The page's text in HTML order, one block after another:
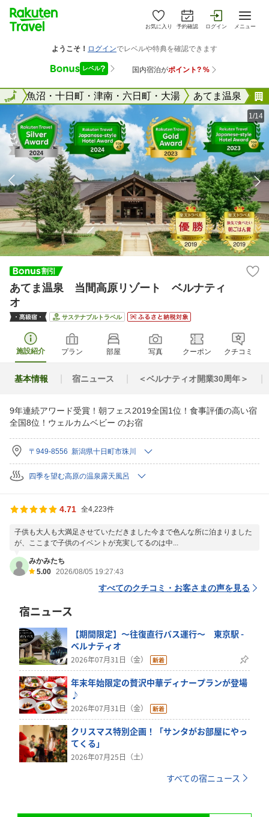
お気に入り 予約確認 ログイン メニュー
県 魚沼・十日町・津南・六日町・大湯 あてま温泉
全国
1/14
あてま温泉 当間高原リゾート ベルナティ
オ
サステナブルトラベル
施設紹介 プラン 部屋 写真 クーポン クチコミ
基本情報 宿ニュース ＜ベルナティオ開業30周年＞
9年連続アワード受賞！朝フェス2019全国1位！食事評価の高い宿
全国8位！ウェルカムベビー のお宿
〒949-8556 新潟県十日町市珠川
四季を望む高原の温泉露天風呂
4.71 全4,223件
子供も大人も大満足させていただきました今まで色んな所に泊まりました
が、ここまで子供のイベントが充実してるのは中...
みかみたち
5.00 2026/08/05 19:27:43
すべてのクチコミ・お客さまの声を見る
宿ニュース
【期間限定】～往復直行バス運行～ 東京駅 -
ベルナティオ
2026年07月31日（金）
年末年始限定の贅沢中華ディナープランが登場
♪
2026年07月31日（金）
クリスマス特別企画！「サンタがお部屋にやっ
てくる」
2026年07月25日（土）
すべての宿ニュース